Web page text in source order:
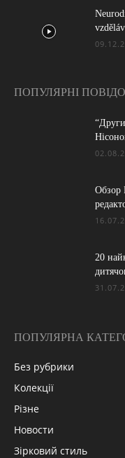
ПОПУЛЯРНІ
Обзор
20
ПОПУЛЯРНА
Без рубрики
Колекції
Різне
Новости
Зірковий стиль